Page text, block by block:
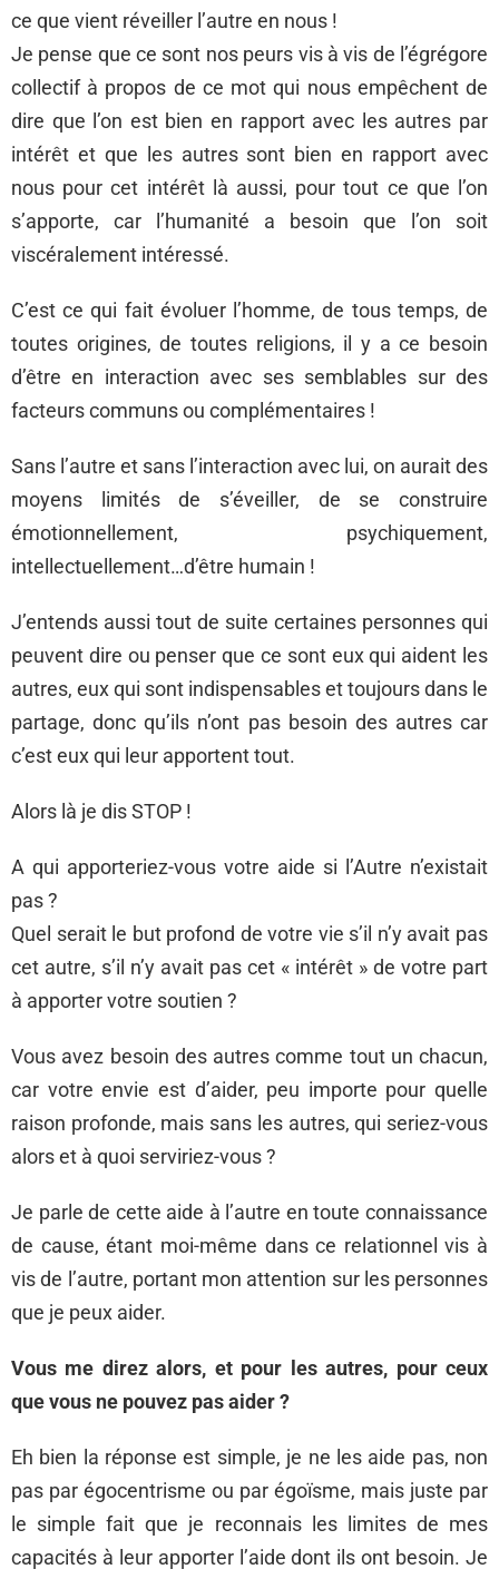
ce que vient réveiller l’autre en nous !
Je pense que ce sont nos peurs vis à vis de l’égrégore
collectif à propos de ce mot qui nous empêchent de
dire que l’on est bien en rapport avec les autres par
intérêt et que les autres sont bien en rapport avec
nous pour cet intérêt là aussi, pour tout ce que l’on
s’apporte, car l’humanité a besoin que l’on soit
viscéralement intéressé.
C’est ce qui fait évoluer l’homme, de tous temps, de
toutes origines, de toutes religions, il y a ce besoin
d’être en interaction avec ses semblables sur des
facteurs communs ou complémentaires !
Sans l’autre et sans l’interaction avec lui, on aurait des
moyens limités de s’éveiller, de se construire
émotionnellement, psychiquement,
intellectuellement…d’être humain !
J’entends aussi tout de suite certaines personnes qui
peuvent dire ou penser que ce sont eux qui aident les
autres, eux qui sont indispensables et toujours dans le
partage, donc qu’ils n’ont pas besoin des autres car
c’est eux qui leur apportent tout.
Alors là je dis STOP !
A qui apporteriez-vous votre aide si l’Autre n’existait
pas ?
Quel serait le but profond de votre vie s’il n’y avait pas
cet autre, s’il n’y avait pas cet « intérêt » de votre part
à apporter votre soutien ?
Vous avez besoin des autres comme tout un chacun,
car votre envie est d’aider, peu importe pour quelle
raison profonde, mais sans les autres, qui seriez-vous
alors et à quoi serviriez-vous ?
Je parle de cette aide à l’autre en toute connaissance
de cause, étant moi-même dans ce relationnel vis à
vis de l’autre, portant mon attention sur les personnes
que je peux aider.
Vous me direz alors, et pour les autres, pour ceux
que vous ne pouvez pas aider ?
Eh bien la réponse est simple, je ne les aide pas, non
pas par égocentrisme ou par égoïsme, mais juste par
le simple fait que je reconnais les limites de mes
capacités à leur apporter l’aide dont ils ont besoin. Je